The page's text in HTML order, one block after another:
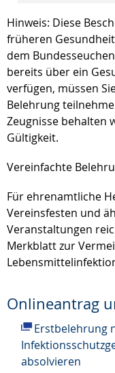
Hinweis: Diese
früheren
dem
bereits über ein
verfügen, müssen
Belehrung
Zeugnisse behalten
Gültigkeit.
Vereinfachte
Für ehrenamtliche
Vereinsfesten und
Veranstaltungen
Merkblatt zur
Onlineantrag
Erstbelehrung
absolvieren